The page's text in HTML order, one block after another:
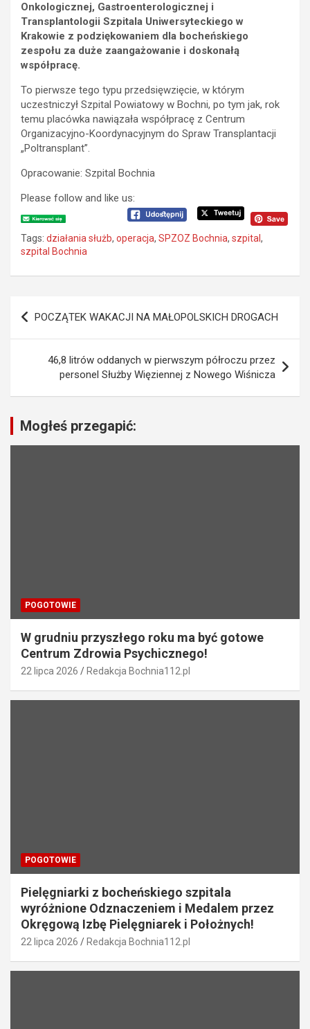
Onkologicznej, Gastroenterologicznej i
Transplantologii Szpitala Uniwersyteckiego w
Krakowie z podziękowaniem dla bocheńskiego
zespołu za duże zaangażowanie i doskonałą
współpracę.
To pierwsze tego typu przedsięwzięcie, w którym
uczestniczył Szpital Powiatowy w Bochni, po tym jak, rok
temu placówka nawiązała współpracę z Centrum
Organizacyjno-Koordynacyjnym do Spraw Transplantacji
„Poltransplant”.
Opracowanie: Szpital Bochnia
Please follow and like us:
Tags: działania służb, operacja, SPZOZ Bochnia, szpital,
szpital Bochnia
g
a
c
POCZĄTEK WAKACJI NA MAŁOPOLSKICH DROGACH
46,8 litrów oddanych w pierwszym półroczu przez
personel Służby Więziennej z Nowego Wiśnicza
Mogłeś przegapić:
POGOTOWIE
W grudniu przyszłego roku ma być gotowe
Centrum Zdrowia Psychicznego!
22 lipca 2026 Redakcja Bochnia112.pl
POGOTOWIE
Pielęgniarki z bocheńskiego szpitala
wyróżnione Odznaczeniem i Medalem przez
Okręgową Izbę Pielęgniarek i Położnych!
22 lipca 2026 Redakcja Bochnia112.pl